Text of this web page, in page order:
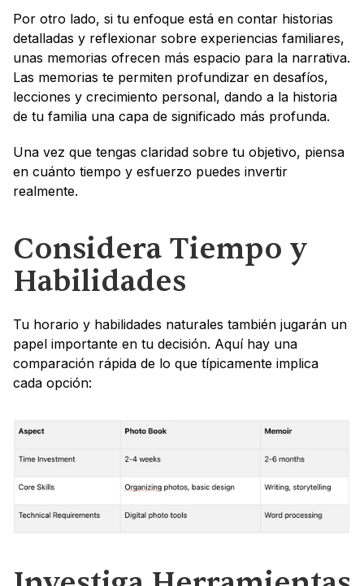
Por otro lado, si tu enfoque está en contar historias
detalladas y reflexionar sobre experiencias familiares,
unas memorias ofrecen más espacio para la narrativa.
Las memorias te permiten profundizar en desafíos,
lecciones y crecimiento personal, dando a la historia
de tu familia una capa de significado más profunda.
Una vez que tengas claridad sobre tu objetivo, piensa
en cuánto tiempo y esfuerzo puedes invertir
realmente.
Considera Tiempo y
Habilidades
Tu horario y habilidades naturales también jugarán un
papel importante en tu decisión. Aquí hay una
comparación rápida de lo que típicamente implica
cada opción: